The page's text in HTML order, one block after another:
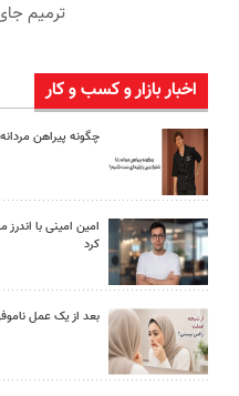
اخبار بازار و کسب و کار
چگونه پیراهن
امین امینی با
کرد
بعد از یک عمل